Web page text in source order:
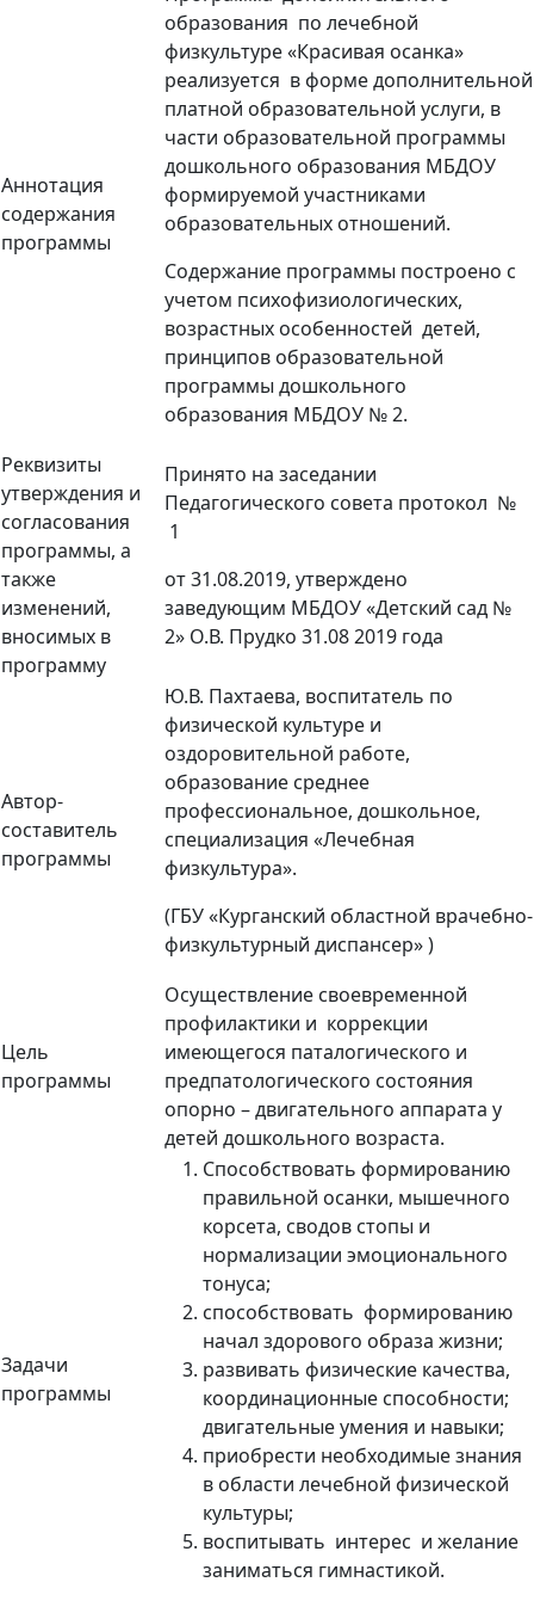
Аннотация
содержания
программы
образования по лечебной
физкультуре «Красивая осанка»
реализуется в форме дополнительной
платной образовательной услуги, в
части образовательной программы
дошкольного образования МБДОУ
формируемой участниками
образовательных отношений.
Содержание программы построено с
учетом психофизиологических,
возрастных особенностей детей,
принципов образовательной
программы дошкольного
образования МБДОУ № 2.
Реквизиты
утверждения и
согласования
программы, а
также
изменений,
вносимых в
программу
Принято на заседании
Педагогического совета протокол №
1
от31.08.2019, утверждено
заведующим МБДОУ «Детский сад №
2» О.В. Прудко 31.08 2019 года
Автор-
составитель
программы
Ю.В. Пахтаева, воспитатель по
физической культуре и
оздоровительной работе,
образование среднее
профессиональное, дошкольное,
специализация «Лечебная
физкультура».
(ГБУ «Курганский областной врачебно-
физкультурный диспансер» )
Цель
программы
Осуществление своевременной
профилактики и коррекции
имеющегося паталогического и
предпатологического состояния
опорно – двигательного аппарата у
детей дошкольного возраста.
Задачи
программы
Способствовать формированию
правильной осанки, мышечного
корсета, сводов стопы и
нормализации эмоционального
тонуса;
способствовать формированию
начал здорового образа жизни;
развивать физические качества,
координационные способности;
двигательные умения и навыки;
приобрести необходимые знания
в области лечебной физической
культуры;
воспитывать интерес и желание
заниматься гимнастикой.